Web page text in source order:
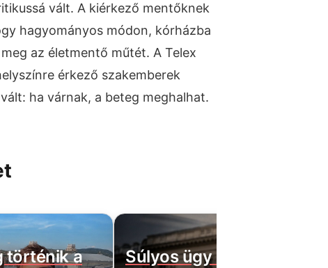
vált. A kiérkező mentőknek
hagyományos módon, kórházba
az életmentő műtét. A Telex
érkező szakemberek
ha várnak, a beteg meghalhat.
történik a
Súlyos ügy érheti utol Pócs